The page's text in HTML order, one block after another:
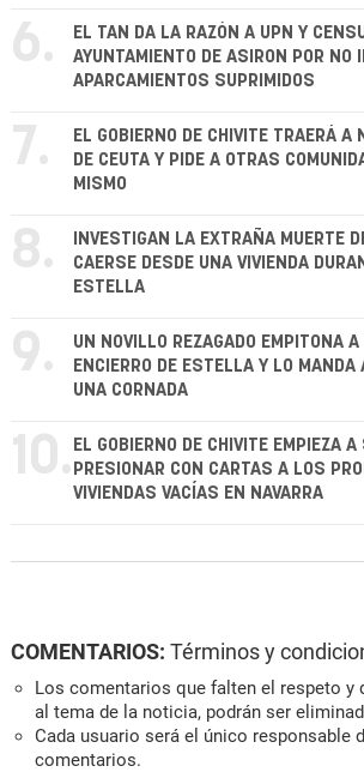
6.
EL TAN DA LA RAZÓN A UPN Y
AYUNTAMIENTO DE ASIRON POR NO
APARCAMIENTOS SUPRIMIDOS
7.
EL GOBIERNO DE CHIVITE TRAERÁ A
DE CEUTA Y PIDE A OTRAS
MISMO
8.
INVESTIGAN LA EXTRAÑA MUERTE
CAERSE DESDE UNA VIVIENDA
ESTELLA
9.
UN NOVILLO REZAGADO EMPITONA
ENCIERRO DE ESTELLA Y LO MANDA
UNA CORNADA
10. EL GOBIERNO DE CHIVITE EMPIEZA
PRESIONAR CON CARTAS A LOS
VIVIENDAS VACÍAS EN NAVARRA
COMENTARIOS: Términos y
Los comentarios que falten el respeto y
al tema de la noticia, podrán ser
Cada usuario será el único responsable
comentarios.